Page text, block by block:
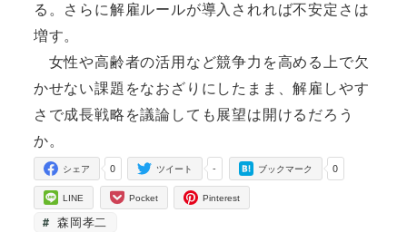
る。さらに解雇ルールが導入されれば不安定さは
増す。
女性や高齢者の活用など競争力を高める上で欠
かせない課題をなおざりにしたまま、解雇しやす
さで成長戦略を議論しても展望は開けるだろう
か。
0
シェア -
ツイート 0
ブックマーク
LINE Pocket Pinterest
森岡孝二